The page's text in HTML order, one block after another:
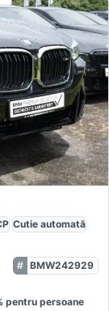
Cutie automată
BMW242929
pentru persoane